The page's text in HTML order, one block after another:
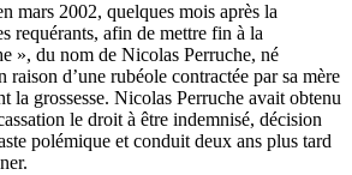
mars 2002, quelques mois après la
requérants, afin de mettre fin à la
», du nom de Nicolas Perruche, né
raison d’une rubéole contractée par sa mère
la grossesse. Nicolas Perruche avait obtenu
le droit à être indemnisé, décision
polémique et conduit deux ans plus tard